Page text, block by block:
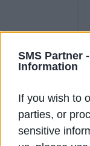
SMS Partner -
Information
If you wish to
parties, or
sensitive